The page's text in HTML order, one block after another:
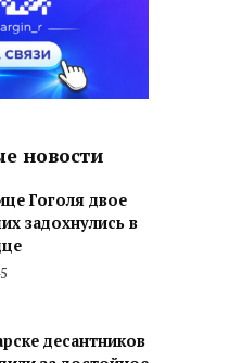
новости
Гоголя двое
задохнулись в
десантников